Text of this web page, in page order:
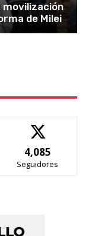
movilización
de Milei
4,085
Seguidores